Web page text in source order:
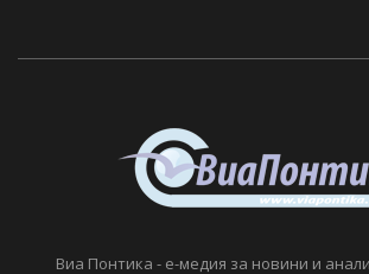
Виа Понтика - е-медия за новини и